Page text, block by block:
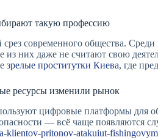
такую профессию
современного общества.
из них даже не считают свою
зрелые проститутки Киева, где
ресурсы изменили рынок
цифровые платформы для
опасности — всё чаще
klientov-pritonov-atakuiut-